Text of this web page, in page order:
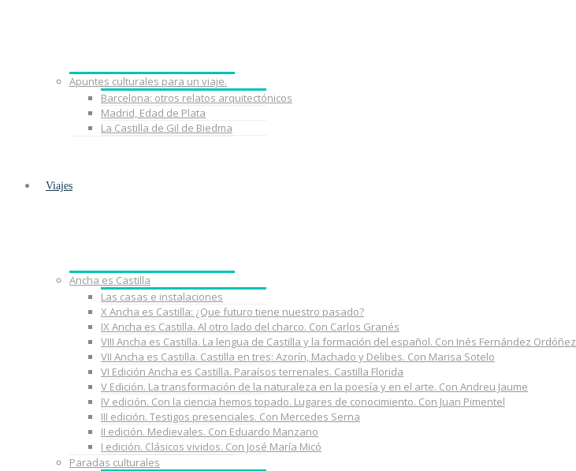
Apuntes culturales para un viaje.
Barcelona: otros relatos arquitectónicos
Madrid, Edad de Plata
La Castilla de Gil de Biedma
Viajes
Ancha es Castilla
Las casas e instalaciones
X Ancha es Castilla: ¿Que futuro tiene nuestro pasado?
IX Ancha es Castilla. Al otro lado del charco. Con Carlos Granés
VIII Ancha es Castilla. La lengua de Castilla y la formación del español. Con Inés Fernández Ordóñez
VII Ancha es Castilla. Castilla en tres: Azorín, Machado y Delibes. Con Marisa Sotelo
VI Edición Ancha es Castilla. Paraísos terrenales. Castilla Florida
V Edición. La transformación de la naturaleza en la poesía y en el arte. Con Andreu Jaume
IV edición. Con la ciencia hemos topado. Lugares de conocimiento. Con Juan Pimentel
III edición. Testigos presenciales. Con Mercedes Serna
II edición. Medievales. Con Eduardo Manzano
I edición. Clásicos vividos. Con José María Micó
Paradas culturales